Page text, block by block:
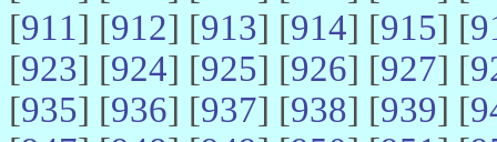
[911] [912] [913] [914] [915] [
[923] [924] [925] [926] [927] [
[935] [936] [937] [938] [939] [